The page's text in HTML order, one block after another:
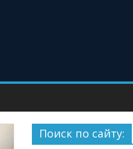
Поиск по сайту: